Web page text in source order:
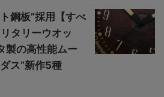
鋼板”採用【すべ
タリーウオッ
製の高性能ムー
ス”新作5種